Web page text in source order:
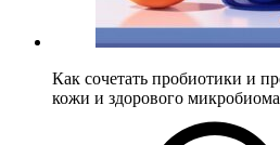
Как сочетать пробиотики и
кожи и здорового